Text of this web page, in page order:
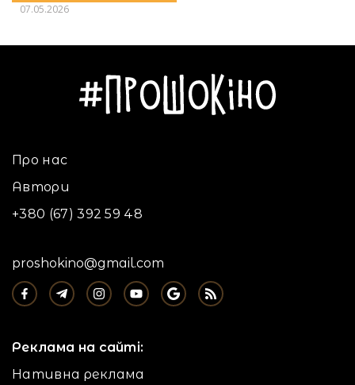
07.05.2026
Про нас
Автори
+380 (67) 392 59 48
proshokino@gmail.com
Реклама на сайті:
Нативна реклама